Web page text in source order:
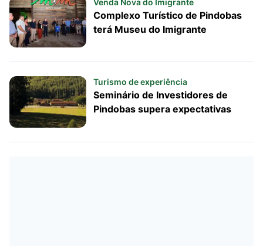
Venda Nova do Imigrante
Complexo Turístico de Pindobas
terá Museu do Imigrante
Turismo de experiência
Seminário de Investidores de
Pindobas supera expectativas